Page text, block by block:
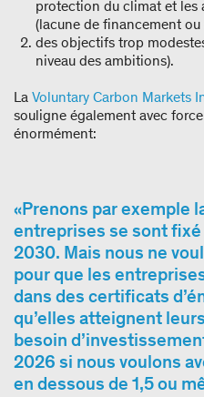
protection du climat et les
(lacune de financement ou
des objectifs trop
niveau des ambitions).
La Voluntary Carbon Markets
souligne également avec
énormément:
Prenons par exemple
entreprises se sont
2030. Mais nous ne
pour que les
dans des certificats
qu’elles atteignent
besoin
2026 si nous voulons
en dessous de 1,5 ou